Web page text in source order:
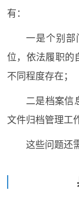
有：
一是个别部
位，依法履职的
不同程度存在；
二是档案信
文件归档管理工
这些问题还